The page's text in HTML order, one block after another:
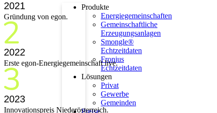
Produkte
Energiegemeinschaften
Gemeinschaftliche
Erzeugungsanlagen
Smongle®
Echtzeitdaten
Fronius
Echtzeitdaten
Lösungen
Privat
Gewerbe
Gemeinden
Preise
2021
Gründung von egon.
2022
Erste egon-Energiegemeinschaft live.
2023
Innovationspreis Niederösterreich.